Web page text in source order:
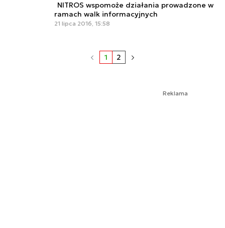
NITROS wspomoże działania prowadzone w
ramach walk informacyjnych
21 lipca 2016, 15:58
1 2
Reklama